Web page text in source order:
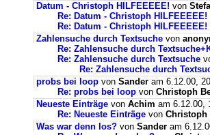
Datum - Christoph HILFEEEEE! von
Re: Datum - Christoph
Re: Datum - Christoph HILFEEEEE!
Zahlensuche durch Textsuche von
Re: Zahlensuche durch
Re: Zahlensuche durch Textsuche
Re: Zahlensuche durch
probs bei loop von Sander am 6.12.00,
Re: probs bei loop von Christoph
Neueste Einträge von Achim am 6.12.00,
Re: Neueste Einträge von Christoph
Was war denn los? von Sander am